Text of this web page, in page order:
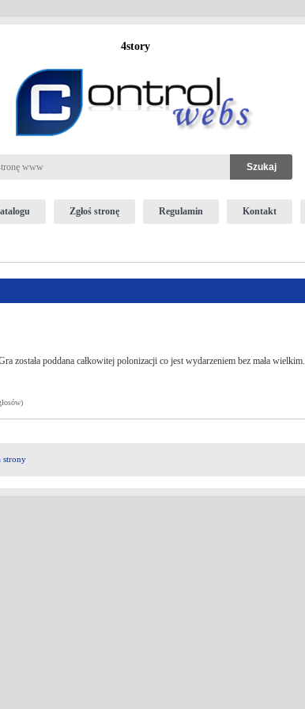
4story
Zgłoś stronę Regulamin Kontakt
została poddana całkowitej polonizacji co jest wydarzeniem bez mała wielkim.
strony